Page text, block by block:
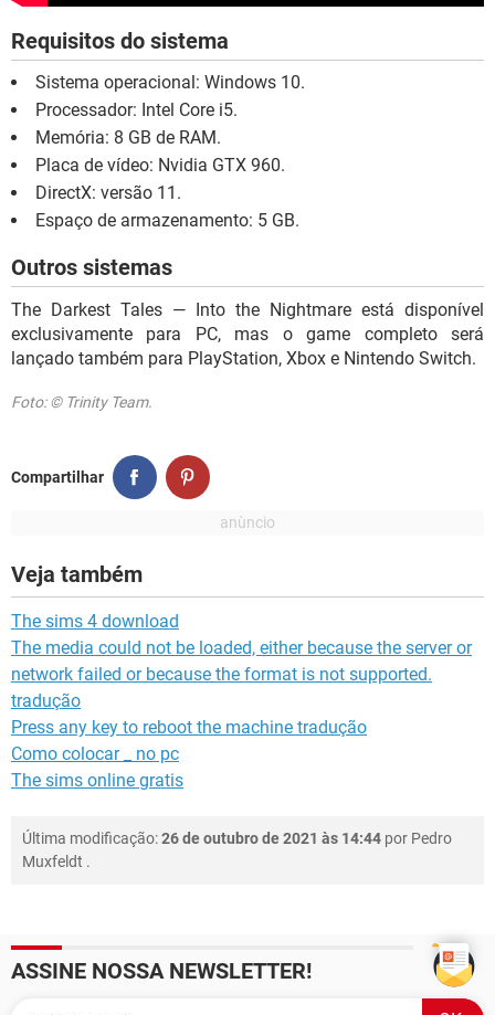
Requisitos do sistema
Sistema operacional: Windows 10.
Processador: Intel Core i5.
Memória: 8 GB de RAM.
Placa de vídeo: Nvidia GTX 960.
DirectX: versão 11.
Espaço de armazenamento: 5 GB.
Outros sistemas
The Darkest Tales — Into the Nightmare está disponível
exclusivamente para PC, mas o game completo será
lançado também para PlayStation, Xbox e Nintendo Switch.
Foto: © Trinity Team.
Compartilhar
Veja também
The sims 4 download
The media could not be loaded, either because the server or
network failed or because the format is not supported.
tradução
Press any key to reboot the machine tradução
Como colocar _ no pc
The sims online gratis
Última modificação:26 de outubro de 2021 às 14:44 por Pedro
Muxfeldt .
ASSINE NOSSA NEWSLETTER!